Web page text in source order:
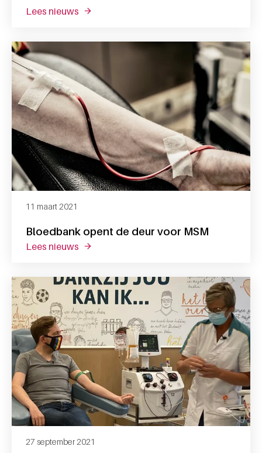
lees nieuws over per 1 januari krijgen alle donors
Bloedbank opent de deur voor MSM
11 maart 2021
lees nieuws over bloedbank opent de deur voor msm
27 september 2021